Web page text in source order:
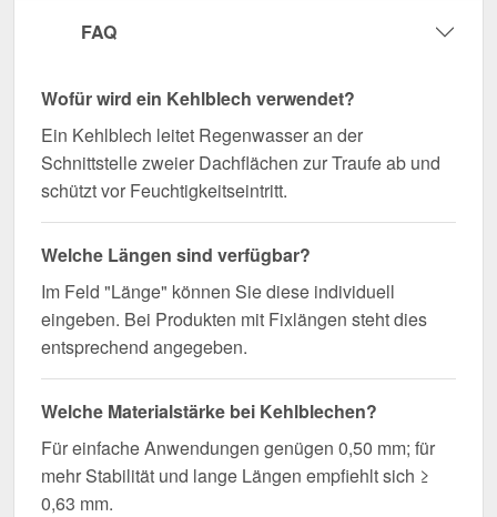
FAQ
Wofür wird ein Kehlblech verwendet?
Ein Kehlblech leitet Regenwasser an der
Schnittstelle zweier Dachflächen zur Traufe ab und
schützt vor Feuchtigkeitseintritt.
Welche Längen sind verfügbar?
Im Feld "Länge" können Sie diese individuell
eingeben. Bei Produkten mit Fixlängen steht dies
entsprechend angegeben.
Welche Materialstärke bei Kehlblechen?
Für einfache Anwendungen genügen 0,50 mm; für
mehr Stabilität und lange Längen empfiehlt sich ≥
0,63 mm.